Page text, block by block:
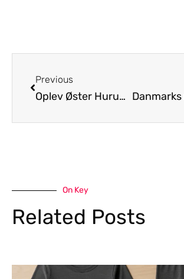
Previous
Oplev Øster Hurup – Oplevelser, seværdigheder og den bedste østkyst strand
On Key
Related Posts